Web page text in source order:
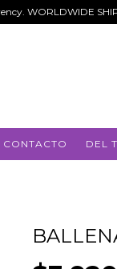
WORLDWIDE
CONTACTO DEL